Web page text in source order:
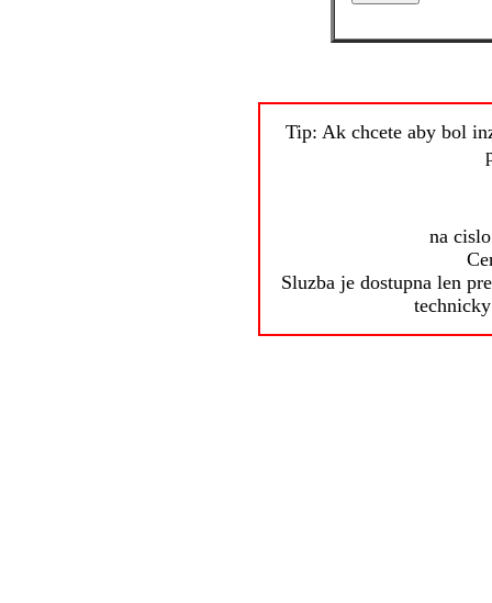
Tip: Ak chcete aby bol
na
Sluzba je dostupna len